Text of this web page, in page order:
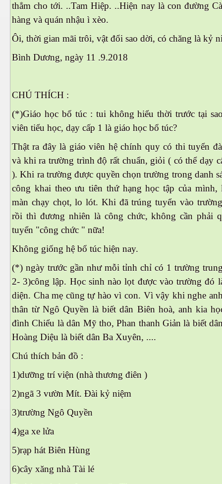
thẳm cho tới. ..Tam Hiệp. ..Hiện nay là con đường
hàng và quán nhậu ì xèo.
Ôi, thời gian mãi trôi, vật đổi sao dời, có chăng là kỷ
Bình Dương, ngày 11 .9.2018
CHÚ THÍCH :
(*)Giáo học bổ túc : tui không hiểu thời trước tại
viên tiểu học, dạy cấp 1 là giáo học bổ túc?
Thật ra đây là giáo viên hệ chính quy có thi tuyển
và khi ra trường trình độ rất chuẩn, giỏi ( có thể dạy
). Khi ra trường được quyền chọn trường trong danh
công khai theo ưu tiên thứ hạng học tập của mình,
màn chạy chọt, lo lót. Khi đã trúng tuyển vào
rồi thì đương nhiên là công chức, không cần phải
tuyển "công chức " nữa!
Không giống hệ bổ túc hiện nay.
(*) ngày trước gần như mỗi tỉnh chỉ có 1 trường
2- 3)công lập. Học sinh nào lọt được vào trường đó
diện. Cha mẹ cũng tự hào vì con. Vì vậy khi nghe
thân từ Ngô Quyền là biết dân Biên hoà, anh kia
đình Chiểu là dân Mỹ tho, Phan thanh Giản là biết
Hoàng Diệu là biết dân Ba Xuyên, ....
Chú thích bản đồ :
1)dưỡng trí viện (nhà thương điên )
2)ngã 3 vườn Mít. Đài kỷ niệm
3)trường Ngô Quyền
4)ga xe lửa
5)rạp hát Biên Hùng
6)cây xăng nhà Tài lé
Reading
Đài-Tháp London